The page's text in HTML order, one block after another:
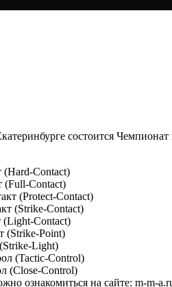
состоится
(Hard-Contact)
(Full-Contact)
(Protect-Contact)
(Strike-Contact)
(Light-Contact)
(Strike-Point)
Light)
(Tactic-Control)
(Close-Control)
ознакомиться на сайте: m-m-